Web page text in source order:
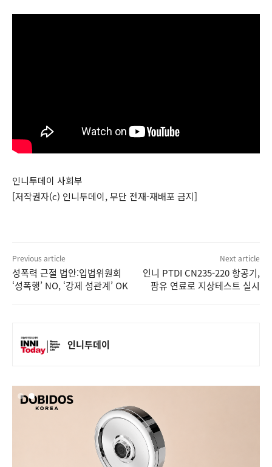
인니투데이 사회부
[저작권자(c) 인니투데이, 무단 전재-재배포 금지]
Previous article
성폭력 근절 법안:입법위원회
‘성폭행’ NO, ‘강제 성관계’ OK
Next article
인니 PTDI CN235-220 항공기,
팜유 연료로 지상테스트 실시
인니투데이